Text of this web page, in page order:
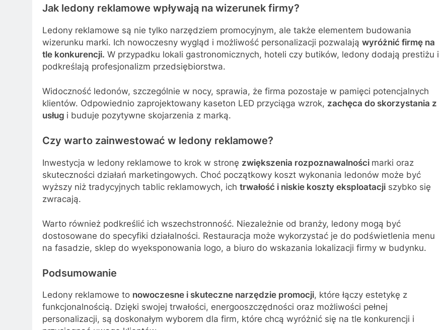
Jak ledony reklamowe wpływają na wizerunek firmy?
Ledony reklamowe są nie tylko narzędziem promocyjnym, ale także elementem budowania
wizerunku marki. Ich nowoczesny wygląd i możliwość personalizacji pozwalają wyróżnić firmę na
tle konkurencji. W przypadku lokali gastronomicznych, hoteli czy butików, ledony dodają prestiżu i
podkreślają profesjonalizm przedsiębiorstwa.
Widoczność ledonów, szczególnie w nocy, sprawia, że firma pozostaje w pamięci potencjalnych
klientów. Odpowiednio zaprojektowany kaseton LED przyciąga wzrok, zachęca do skorzystania z
usług i buduje pozytywne skojarzenia z marką.
Czy warto zainwestować w ledony reklamowe?
Inwestycja w ledony reklamowe to krok w stronę zwiększenia rozpoznawalności marki oraz
skuteczności działań marketingowych. Choć początkowy koszt wykonania ledonów może być
wyższy niż tradycyjnych tablic reklamowych, ich trwałość i niskie koszty eksploatacji szybko się
zwracają.
Warto również podkreślić ich wszechstronność. Niezależnie od branży, ledony mogą być
dostosowane do specyfiki działalności. Restauracja może wykorzystać je do podświetlenia menu
na fasadzie, sklep do wyeksponowania logo, a biuro do wskazania lokalizacji firmy w budynku.
Podsumowanie
Ledony reklamowe to nowoczesne i skuteczne narzędzie promocji, które łączy estetykę z
funkcjonalnością. Dzięki swojej trwałości, energooszczędności oraz możliwości pełnej
personalizacji, są doskonałym wyborem dla firm, które chcą wyróżnić się na tle konkurencji i